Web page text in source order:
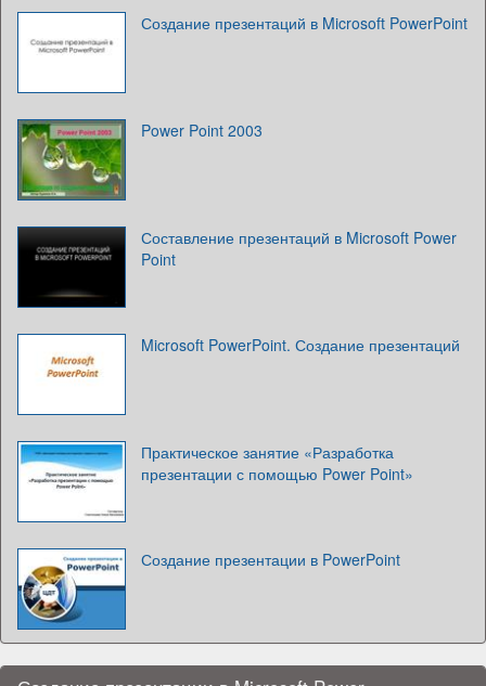
Создание презентаций в Microsoft PowerPoint
Power Point 2003
Составление презентаций в Microsoft Power
Point
Microsoft PowerPoint. Создание презентаций
Практическое занятие «Разработка
презентации с помощью Power Point»
Создание презентации в PowerPoint